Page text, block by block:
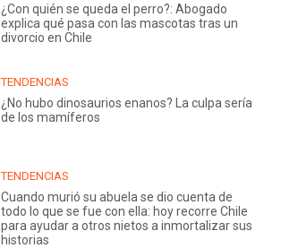
¿Con quién se queda el perro?: Abogado
explica qué pasa con las mascotas tras un
divorcio en Chile
TENDENCIAS
¿No hubo dinosaurios enanos? La culpa sería
de los mamíferos
TENDENCIAS
Cuando murió su abuela se dio cuenta de
todo lo que se fue con ella: hoy recorre Chile
para ayudar a otros nietos a inmortalizar sus
historias